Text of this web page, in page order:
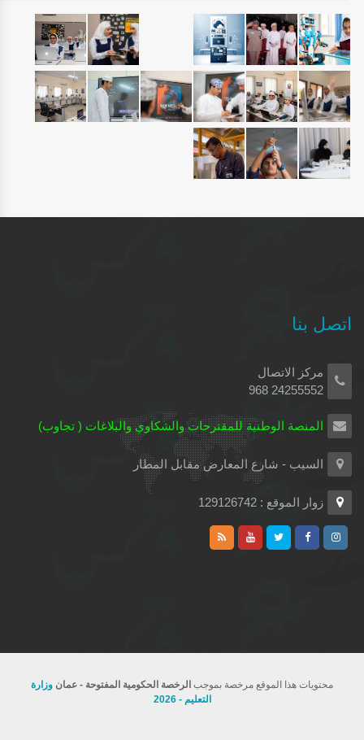
اتصل بنا
مركز الاتصال
24255552 968
المنصة الوطنية للمقترحات والشكاوي والبلاغات ( تجاوب)
السيب - شارع المعارض مقابل المطار
زوار الموقع : 129126742
محتويات هذا الموقع مرخصة بموجب الرخصة الحكومية المفتوحة - عمان وزارة
التعليم - 2026